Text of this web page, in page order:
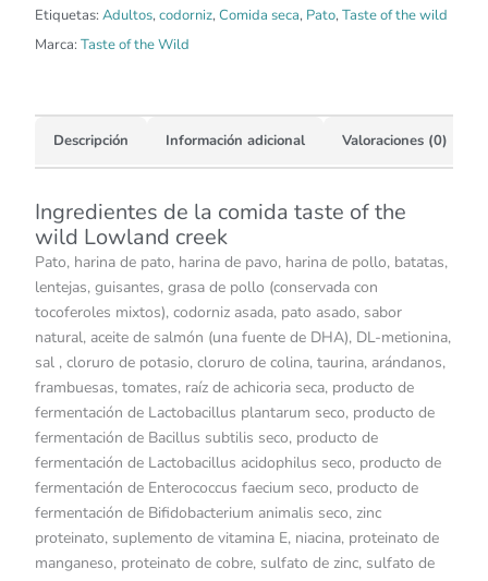
Etiquetas: Adultos,codorniz,Comida seca, Pato,Taste of the wild
Marca: Taste of the Wild
Descripción Información adicional Valoraciones (0)
Ingredientes de la comida taste of the
wild Lowland creek
Pato, harina de pato, harina de pavo, harina de pollo, batatas,
lentejas, guisantes, grasa de pollo (conservada con
tocoferoles mixtos), codorniz asada, pato asado, sabor
natural, aceite de salmón (una fuente de DHA), DL-metionina,
sal , cloruro de potasio, cloruro de colina, taurina, arándanos,
frambuesas, tomates, raíz de achicoria seca, producto de
fermentación de Lactobacillus plantarum seco, producto de
fermentación de Bacillus subtilis seco, producto de
fermentación de Lactobacillus acidophilus seco, producto de
fermentación de Enterococcus faecium seco, producto de
fermentación de Bifidobacterium animalis seco, zinc
proteinato, suplemento de vitamina E, niacina, proteinato de
manganeso, proteinato de cobre, sulfato de zinc, sulfato de